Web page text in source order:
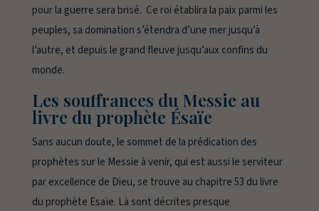
pour la guerre sera brisé. Ce roi établira la paix parmi les
peuples, sa domination s’étendra d’une mer jusqu’à
l’autre, et depuis le grand fleuve jusqu’aux confins du
monde.
Les souffrances du Messie au
livre du prophète Ésaïe
Sans aucun doute, le sommet de la prédication des
prophètes sur le Messie à venir, qui est aussi le serviteur
par excellence de Dieu, se trouve au chapitre 53 du livre
du prophète Esaïe. Là sont décrites presque